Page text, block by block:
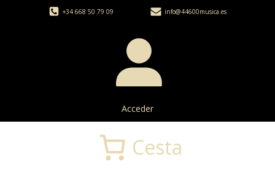
+34 668 50 79 09 info@44600musica.es
Acceder
Cesta